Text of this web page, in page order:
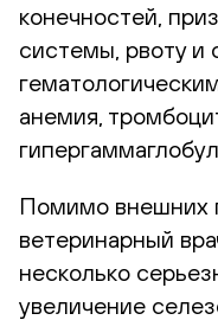
конечностей,
системы, рвоту и
анемия,
Помимо внешних
ветеринарный
несколько
увеличение